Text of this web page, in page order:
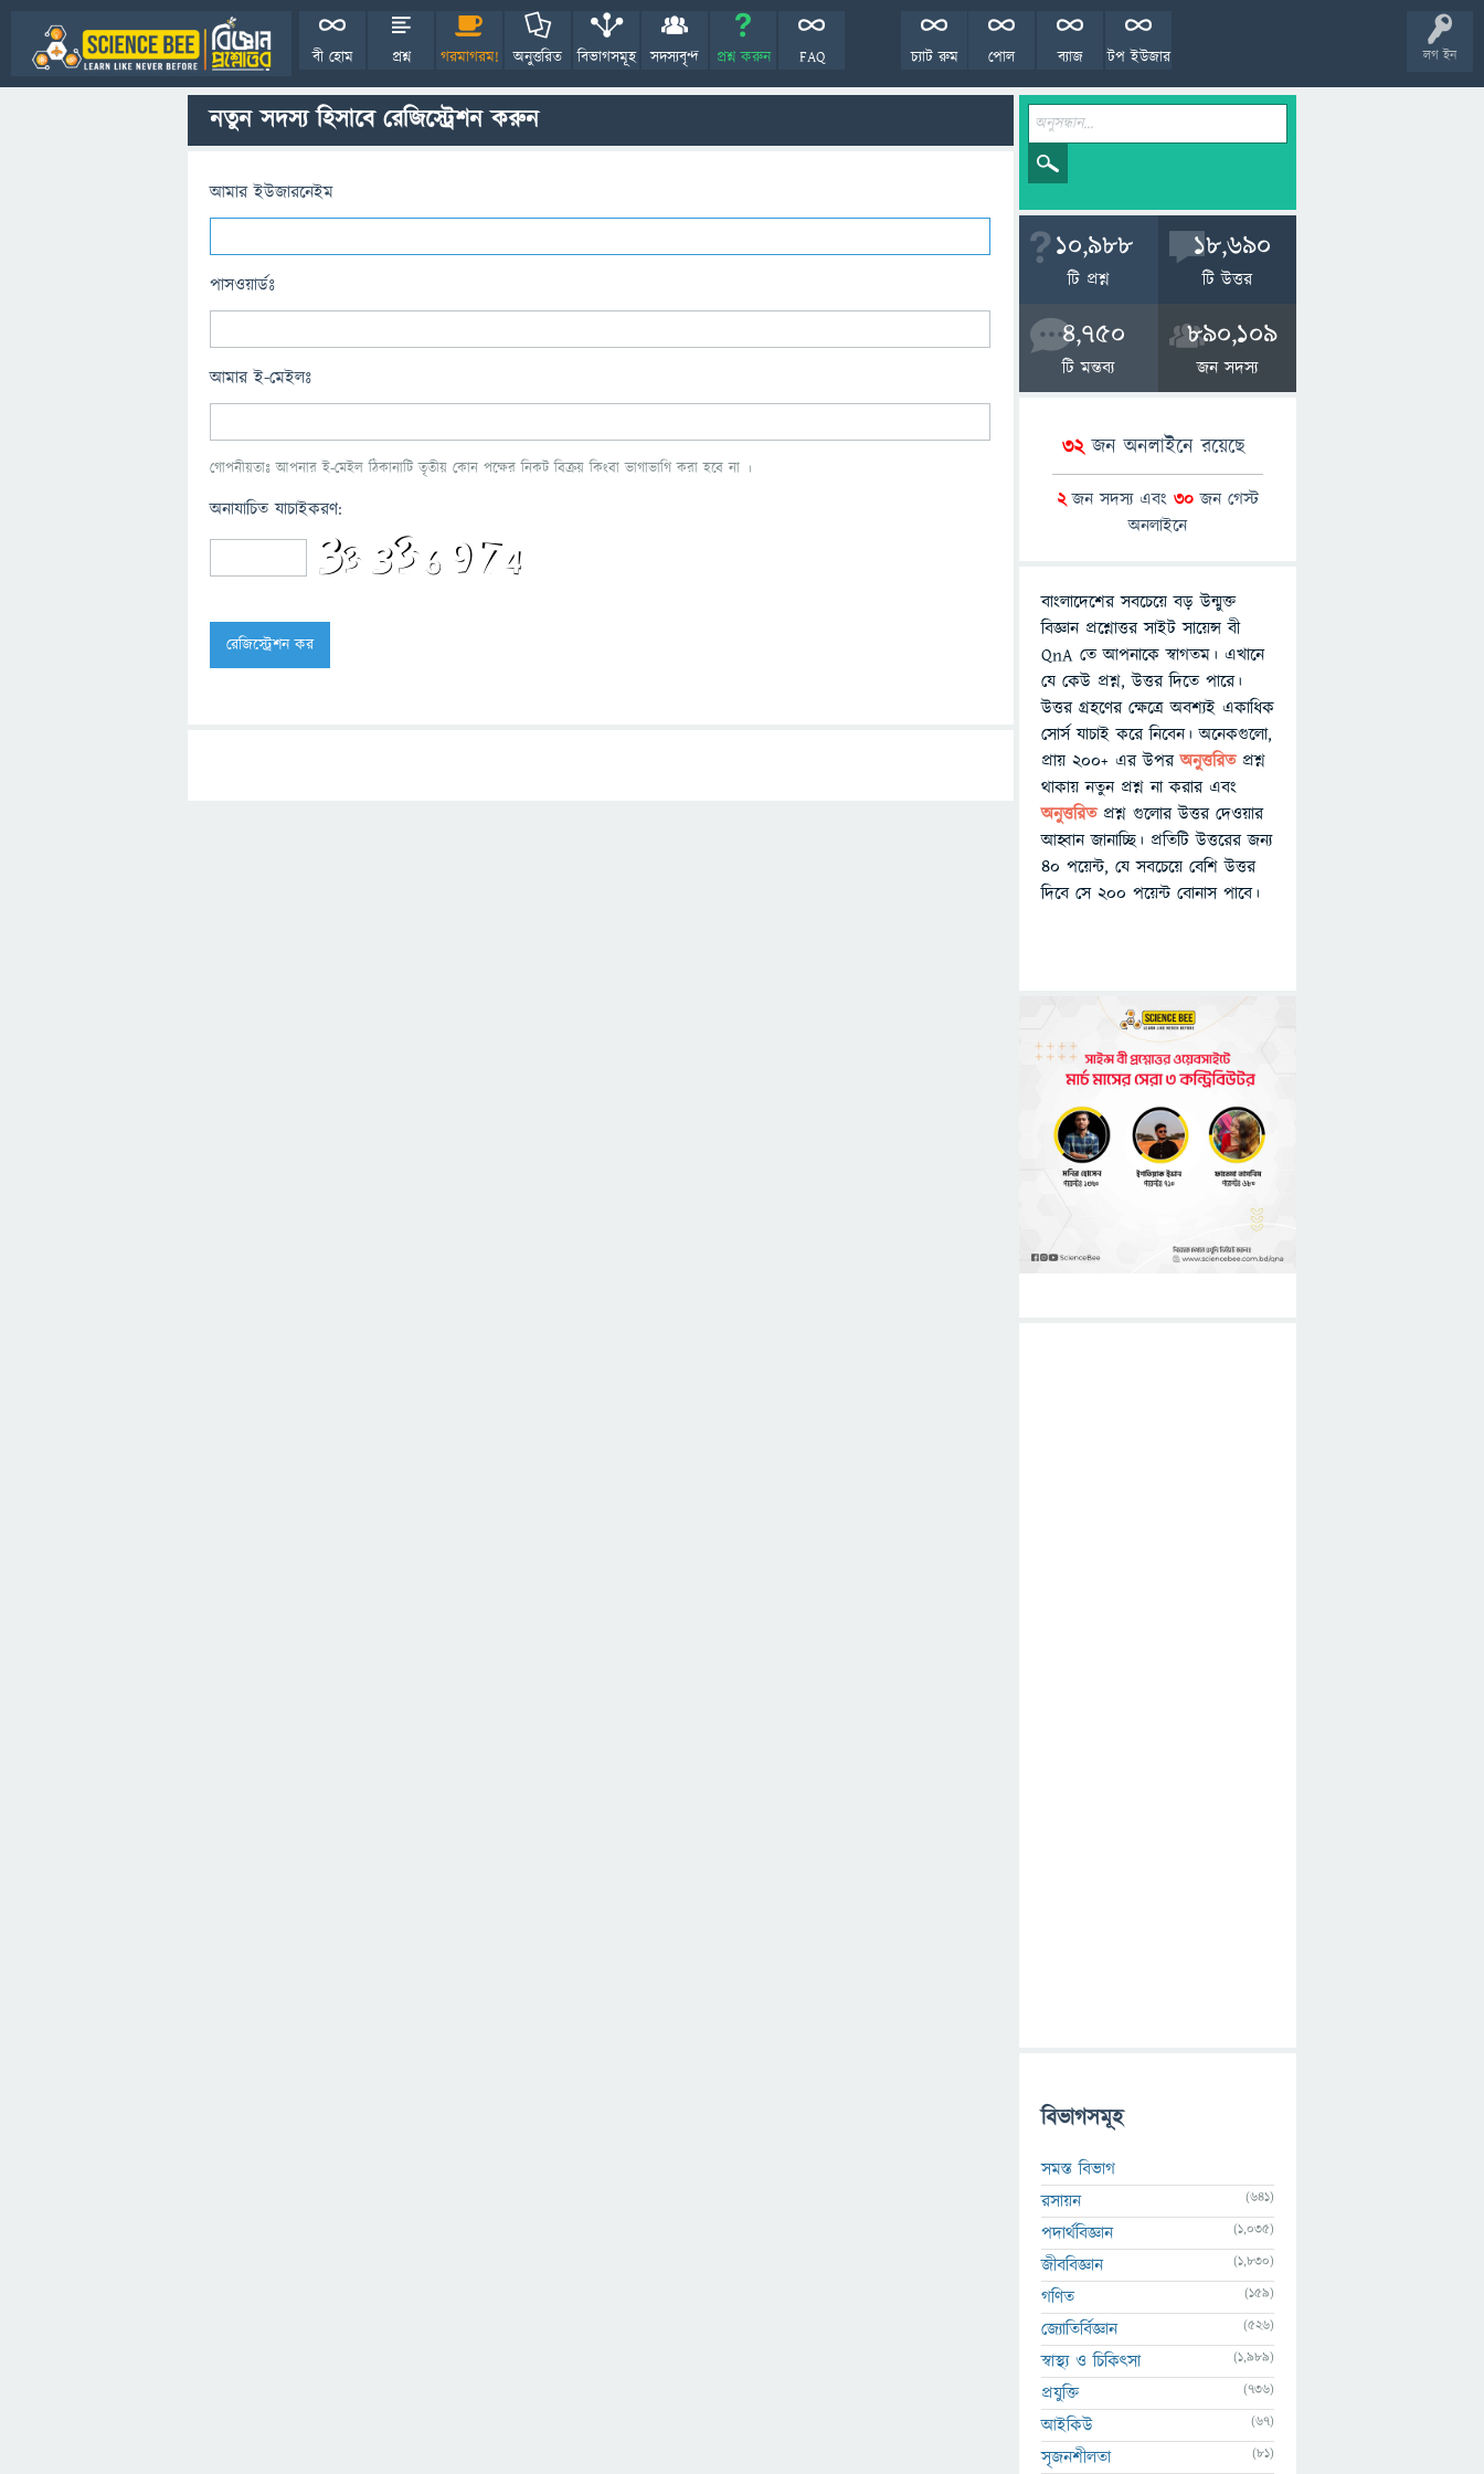
লগ ইন
বী হোম প্রশ্ন গরমাগরম! অনুত্তরিত বিভাগসমূহ সদস্যবৃন্দ প্রশ্ন করুন FAQ টপ ইউজার
ব্যাজ
পোল
চ্যাট রুম
নতুন সদস্য হিসাবে রেজিস্ট্রেশন করুন
আমার ইউজারনেইম
পাসওয়ার্ডঃ
আমার ই-মেইলঃ
গোপনীয়তাঃ আপনার ই-মেইল ঠিকানাটি তৃতীয় কোন পক্ষের নিকট বিক্রয় কিংবা ভাগাভাগি করা হবে না ।
অনাযাচিত যাচাইকরণ:
10,988
টি প্রশ্ন
18,690
টি উত্তর
4,750
টি মন্তব্য
890,109
জন সদস্য
32জন অনলাইনে রয়েছে
2জন সদস্য এবং 30 জন গেস্ট
অনলাইনে
বাংলাদেশের সবচেয়ে বড় উন্মুক্ত
বিজ্ঞান প্রশ্নোত্তর সাইট সায়েন্স বী
QnA তে আপনাকে স্বাগতম। এখানে
যে কেউ প্রশ্ন, উত্তর দিতে পারে।
উত্তর গ্রহণের ক্ষেত্রে অবশ্যই একাধিক
সোর্স যাচাই করে নিবেন। অনেকগুলো,
প্রায় ২০০+ এর উপরঅনুত্তরিতপ্রশ্ন
থাকায় নতুন প্রশ্ন না করার এবং
অনুত্তরিত প্রশ্ন গুলোর উত্তর দেওয়ার
আহ্বান জানাচ্ছি। প্রতিটি উত্তরের জন্য
৪০ পয়েন্ট, যে সবচেয়ে বেশি উত্তর
দিবে সে ২০০ পয়েন্ট বোনাস পাবে।
বিভাগসমূহ
সমস্ত বিভাগ
রসায়ন
(641)
পদার্থবিজ্ঞান (1,035)
জীববিজ্ঞান (1,830)
গণিত (159)
জ্যোতির্বিজ্ঞান (526)
স্বাস্থ্য ও চিকিৎসা (1,989)
প্রযুক্তি (736)
আইকিউ (67)
সৃজনশীলতা (81)